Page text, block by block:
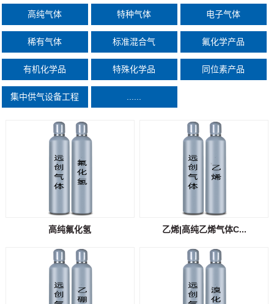
高纯气体 特种气体 电子气体
稀有气体 标准混合气 氟化学产品
有机化学品 特殊化学品 同位素产品
集中供气设备工程 ......
高纯氟化氢 乙烯|高纯乙烯气体C...